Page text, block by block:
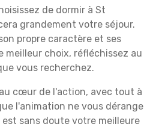
de dormir à St
grandement votre séjour.
propre caractère et ses
meilleur choix, réfléchissez au
vous recherchez.
cœur de l'action, avec tout à
l'animation ne vous dérange
est sans doute votre meilleure